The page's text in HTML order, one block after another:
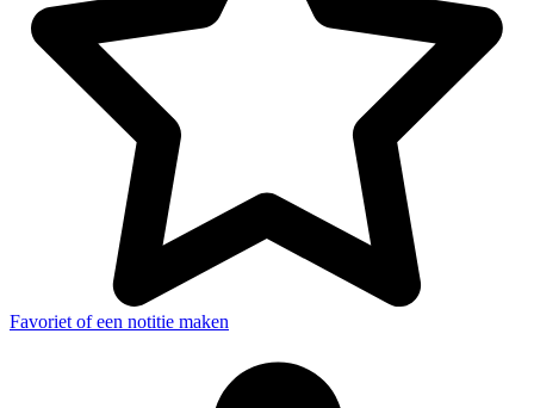
Favoriet of een notitie maken